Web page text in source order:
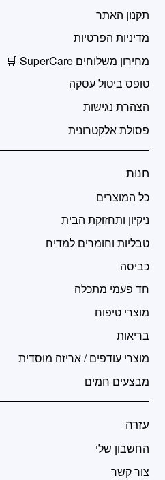
תקנון האתר
מדיניות הפרטיות
מחירון משלוחים SuperCare 🛒
טופס ביטול עסקה
הצהרת נגישות
פסולת אלקטרונית
חנות
כל המוצרים
ניקיון ותחזוקת הבית
טבליות וחומרים למדיח
כביסה
חד פעמי מתכלה
מוצרי טיפוח
בריאות
מוצרי עודפים / אריזה מוסדית
מבצעים חמים
עזרה
החשבון שלי
צור קשר